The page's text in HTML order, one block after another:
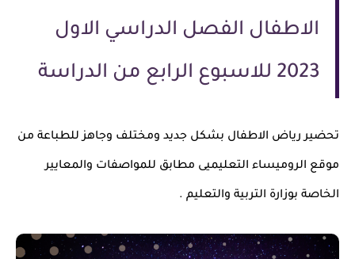
الاطفال الفصل الدراسي الاول
2023 للاسبوع الرابع من الدراسة
تحضير رياض الاطفال بشكل جديد ومختلف وجاهز للطباعة من
موقع الروميساء التعليميى مطابق للمواصفات والمعايير
الخاصة بوزارة التربية والتعليم .